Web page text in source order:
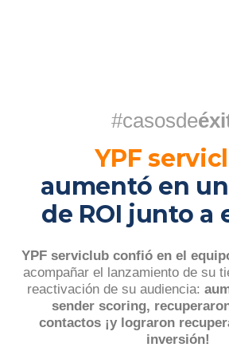
#casosde
YPF
aumentó en
de ROI junto a
YPF serviclub confió en el
acompañar el lanzamiento de su
reactivación de su audiencia:
sender scoring,
contactos ¡y lograron
inversión!